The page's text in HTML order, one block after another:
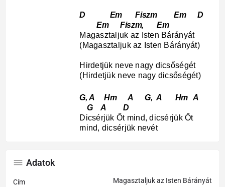
D Em Fiszm Em D
Em Fiszm, Em
Magasztaljuk az Isten Bárányát
(Magasztaljuk az Isten Bárányát)
Hirdetjük neve nagy dicsőségét
(Hirdetjük neve nagy dicsőségét)
G, A Hm A G, A Hm A
G A D
Dicsérjük Őt mind, dicsérjük Őt
mind, dicsérjük nevét
Adatok
Cím Magasztaljuk az Isten Bárányát